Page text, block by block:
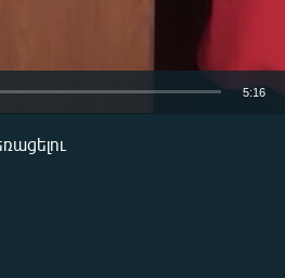
5:16